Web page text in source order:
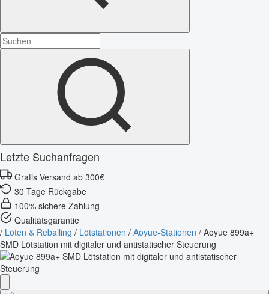
Letzte Suchanfragen
Gratis Versand ab 300€
30 Tage Rückgabe
100% sichere Zahlung
Qualitätsgarantie
/ Löten & Reballing / Lötstationen / Aoyue-Stationen / Aoyue 899a+
SMD Lötstation mit digitaler und antistatischer Steuerung